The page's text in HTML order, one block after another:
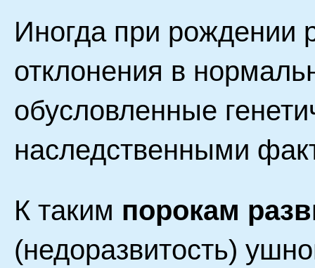
Иногда при рождении
отклонения в
обусловленные
наследственными
К таким порокам
(недоразвитость)